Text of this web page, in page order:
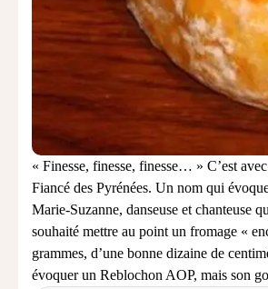
« Finesse, finesse, finesse… » C’est
Fiancé des Pyrénées. Un nom qui
Marie-Suzanne, danseuse et chanteuse
souhaité mettre au point un fromage «
grammes, d’une bonne dizaine de
évoquer un Reblochon AOP, mais son